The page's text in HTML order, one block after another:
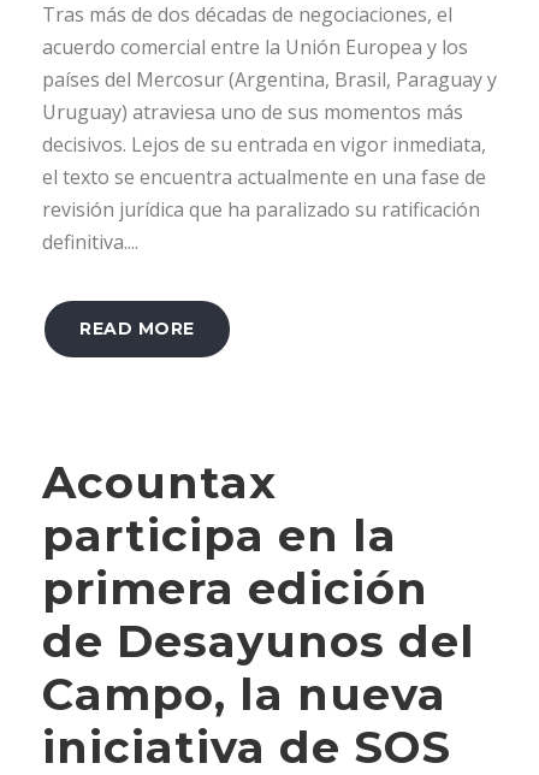
Tras más de dos décadas de negociaciones, el
acuerdo comercial entre la Unión Europea y los
países del Mercosur (Argentina, Brasil, Paraguay y
Uruguay) atraviesa uno de sus momentos más
decisivos. Lejos de su entrada en vigor inmediata,
el texto se encuentra actualmente en una fase de
revisión jurídica que ha paralizado su ratificación
definitiva....
READ MORE
Acountax
participa en la
primera edición
de Desayunos del
Campo, la nueva
iniciativa de SOS